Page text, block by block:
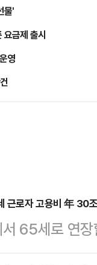
물'
요금제 출시
영
근로자 고용비 年 30
65세로 연
2000억원에